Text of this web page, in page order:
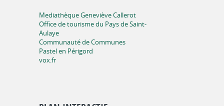
Mediathèque Geneviève Callerot
Office de tourisme du Pays de Saint-
Aulaye
Communauté de Communes
Pastel en Périgord
vox.fr